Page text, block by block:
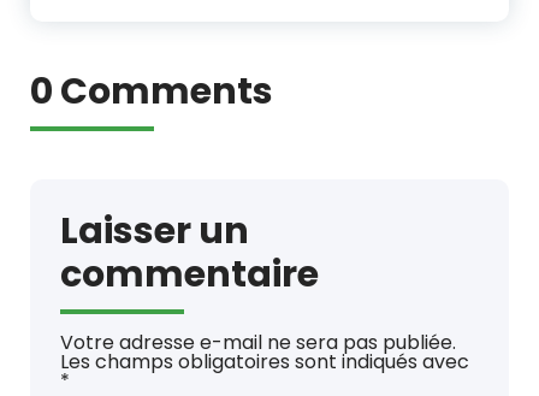
0 Comments
Laisser un
commentaire
Votre adresse e-mail ne sera pas publiée.
Les champs obligatoires sont indiqués avec
*